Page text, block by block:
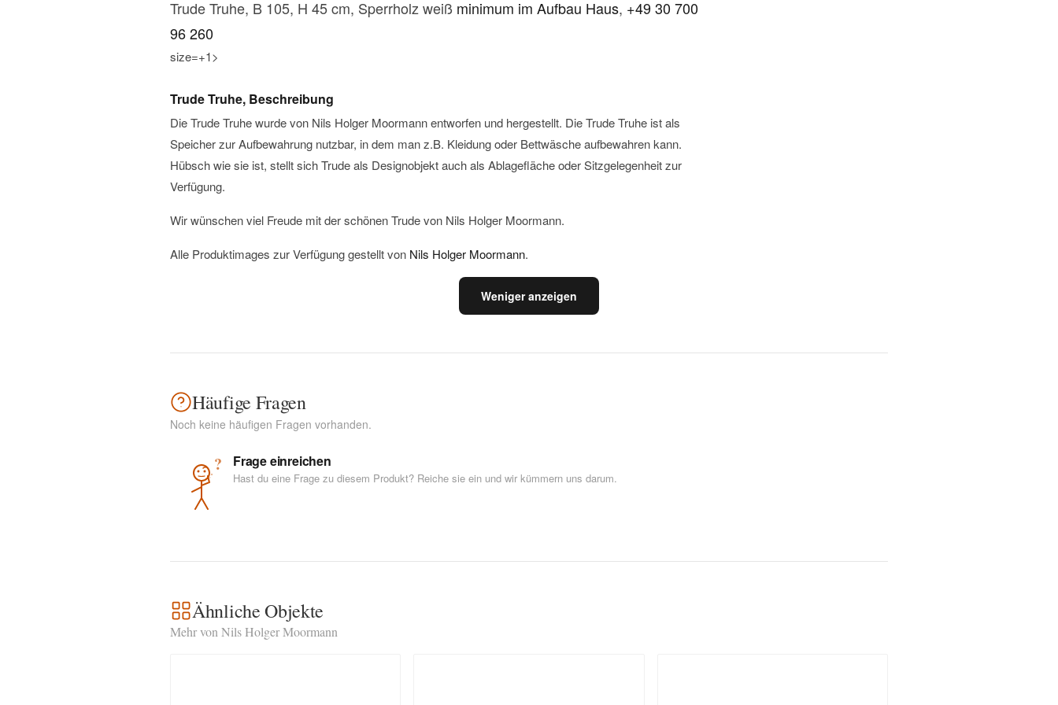
Trude Truhe, B 105, H 45 cm, Sperrholz weiß minimum im Aufbau Haus, +49 30 700
96 260
size=+1>
Trude Truhe, Beschreibung
Die Trude Truhe wurde von Nils Holger Moormann entworfen und hergestellt. Die Trude Truhe ist als
Speicher zur Aufbewahrung nutzbar, in dem man z.B. Kleidung oder Bettwäsche aufbewahren kann.
Hübsch wie sie ist, stellt sich Trude als Designobjekt auch als Ablagefläche oder Sitzgelegenheit zur
Verfügung.
Wir wünschen viel Freude mit der schönen Trude von Nils Holger Moormann.
Alle Produktimages zur Verfügung gestellt von Nils Holger Moormann.
Weniger anzeigen
Häufige Fragen
Noch keine häufigen Fragen vorhanden.
? Frage einreichen
Hast du eine Frage zu diesem Produkt? Reiche sie ein und wir kümmern uns darum.
Ähnliche Objekte
Mehr von Nils Holger Moormann